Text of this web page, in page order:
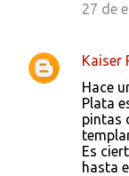
27 de
Kaiser
Hace
Plata
pintas
Es
hasta